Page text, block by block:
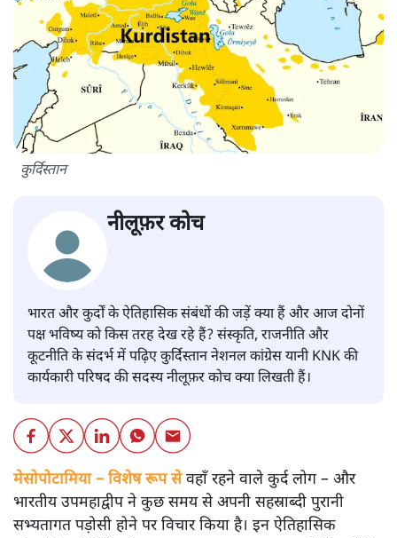
कुर्दिस्तान
नीलूफ़र कोच
भारत और कुर्दों के ऐतिहासिक संबंधों की जड़ें क्या हैं और आज दोनों
पक्ष भविष्य को किस तरह देख रहे हैं? संस्कृति, राजनीति और
कूटनीति के संदर्भ में पढ़िए कुर्दिस्तान नेशनल कांग्रेस यानी KNK की
कार्यकारी परिषद की सदस्य नीलूफ़र कोच क्या लिखती हैं।
मेसोपोटामिया – विशेष रूप सेवहाँ रहने वाले कुर्द लोग – और
भारतीय उपमहाद्वीप ने कुछ समय से अपनी सहस्राब्दी पुरानी
सभ्यतागत पड़ोसी होने पर विचार किया है। इन ऐतिहासिक